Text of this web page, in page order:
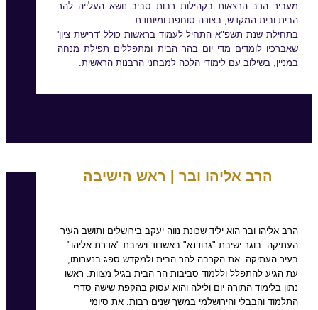
מעביר הרב הרצאות בקהילות רבות סביב נושא העלייה להר
הבית ובית המקדש, בצורה סוחפת ומיוחדת.
בתחילת שנת תשפ"א התחיל לעמוד בראשות כולל 'דרישת ציון'
שאברכיו לומדים מדי יום בהר הבית ומתפללים תפילת מנחה
במניין, בשילוב עם לימודי הלכה למבחני הרבנות הראשית.
הרב אליהו ובר | ראש הישיבה
הרב אליהו ובר הוא יליד שכונת נווה יעקב בירושלים ותושב העיר
העתיקה. בוגר ישיבת "גרודנא" באשדוד וישיבת "אדרת אליהו"
בעיר העתיקה. את הקרבה להר הבית ולמקדש ספג בנערותו,
עת הגיע להתפלל וללמוד סביבות הר הבית בגיל מצוות. ראשו
נתון בלימוד התורה יום ולילה והוא עסוק בהקפת שישה סדרי
התלמוד והבבלי והירושלמי במשך שנים רבות. את סיומי